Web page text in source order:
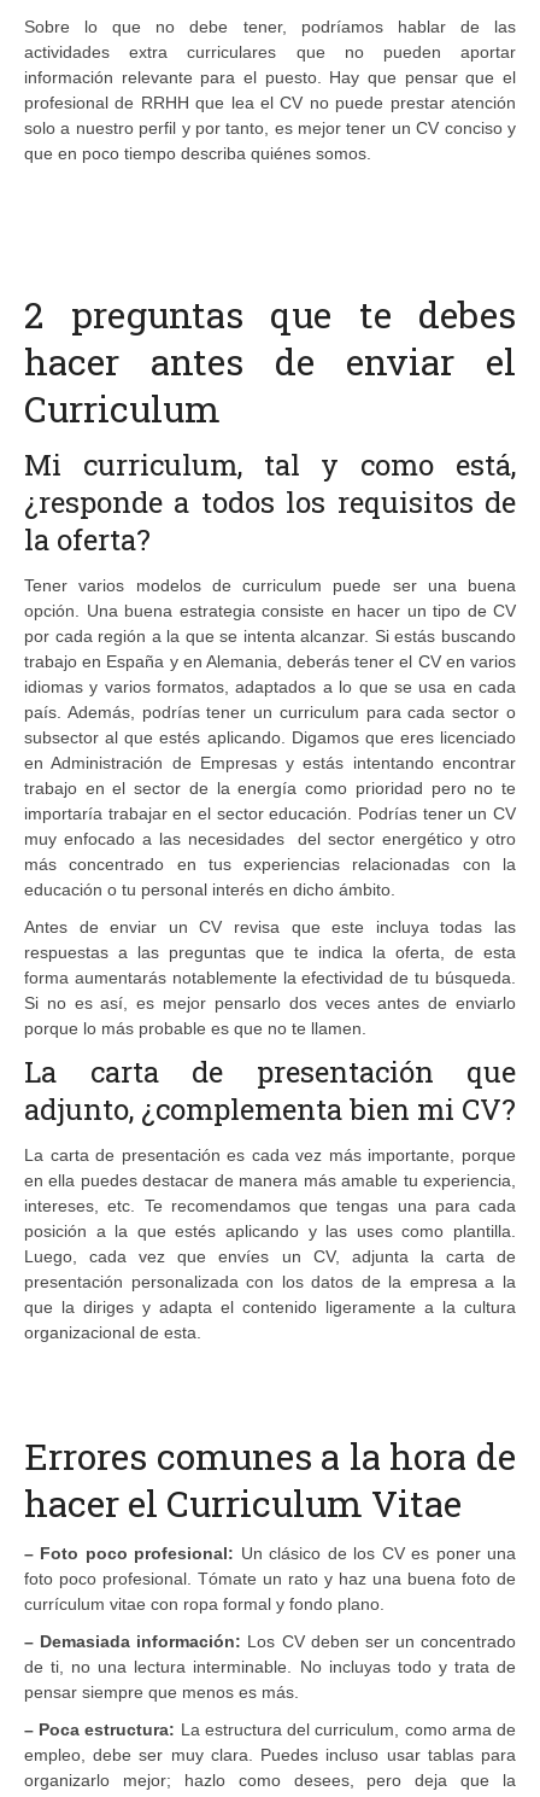
Sobre lo que no debe tener, podríamos hablar de las
actividades extra curriculares que no pueden aportar
información relevante para el puesto. Hay que pensar que el
profesional de RRHH que lea el CV no puede prestar atención
solo a nuestro perfil y por tanto, es mejor tener un CV conciso y
que en poco tiempo describa quiénes somos.
2 preguntas que te debes
hacer antes de enviar el
Curriculum
Mi curriculum, tal y como está,
¿responde a todos los requisitos de
la oferta?
Tener varios modelos de curriculum puede ser una buena
opción. Una buena estrategia consiste en hacer un tipo de CV
por cada región a la que se intenta alcanzar. Si estás buscando
trabajo en España y en Alemania, deberás tener el CV en varios
idiomas y varios formatos, adaptados a lo que se usa en cada
país. Además, podrías tener un curriculum para cada sector o
subsector al que estés aplicando. Digamos que eres licenciado
en Administración de Empresas y estás intentando encontrar
trabajo en el sector de la energía como prioridad pero no te
importaría trabajar en el sector educación. Podrías tener un CV
muy enfocado a las necesidades del sector energético y otro
más concentrado en tus experiencias relacionadas con la
educación o tu personal interés en dicho ámbito.
Antes de enviar un CV revisa que este incluya todas las
respuestas a las preguntas que te indica la oferta, de esta
forma aumentarás notablemente la efectividad de tu búsqueda.
Si no es así, es mejor pensarlo dos veces antes de enviarlo
porque lo más probable es que no te llamen.
La carta de presentación que
adjunto, ¿complementa bien mi CV?
La carta de presentación es cada vez más importante, porque
en ella puedes destacar de manera más amable tu experiencia,
intereses, etc. Te recomendamos que tengas una para cada
posición a la que estés aplicando y las uses como plantilla.
Luego, cada vez que envíes un CV, adjunta la carta de
presentación personalizada con los datos de la empresa a la
que la diriges y adapta el contenido ligeramente a la cultura
organizacional de esta.
Errores comunes a la hora de
hacer el Curriculum Vitae
– Foto poco profesional: Un clásico de los CV es poner una
foto poco profesional. Tómate un rato y haz una buena foto de
currículum vitae con ropa formal y fondo plano.
– Demasiada información: Los CV deben ser un concentrado
de ti, no una lectura interminable. No incluyas todo y trata de
pensar siempre que menos es más.
– Poca estructura: La estructura del curriculum, como arma de
empleo, debe ser muy clara. Puedes incluso usar tablas para
organizarlo mejor; hazlo como desees, pero deja que la